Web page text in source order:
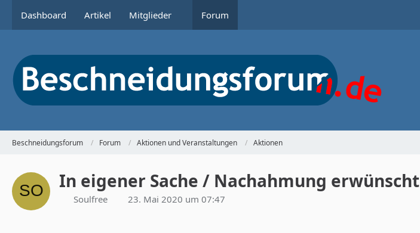
Dashboard Artikel Mitglieder Forum
Beschneidungsforum Forum Aktionen und Veranstaltungen Aktionen
In eigener Sache / Nachahmung erwünscht
Soulfree 23. Mai 2020 um 07:47